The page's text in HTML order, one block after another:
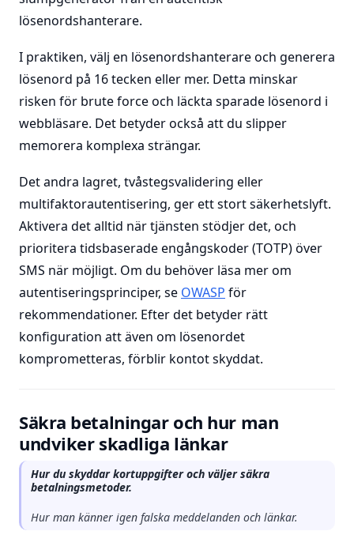
lösenordshanterare.
I praktiken, välj en lösenordshanterare och generera
lösenord på 16 tecken eller mer. Detta minskar
risken för brute force och läckta sparade lösenord i
webbläsare. Det betyder också att du slipper
memorera komplexa strängar.
Det andra lagret, tvåstegsvalidering eller
multifaktorautentisering, ger ett stort säkerhetslyft.
Aktivera det alltid när tjänsten stödjer det, och
prioritera tidsbaserade engångskoder (TOTP) över
SMS när möjligt. Om du behöver läsa mer om
autentiseringsprinciper, se OWASP för
rekommendationer. Efter det betyder rätt
konfiguration att även om lösenordet
komprometteras, förblir kontot skyddat.
Säkra betalningar och hur man
undviker skadliga länkar
Hur du skyddar kortuppgifter och väljer säkra
betalningsmetoder.
Hur man känner igen falska meddelanden och länkar.